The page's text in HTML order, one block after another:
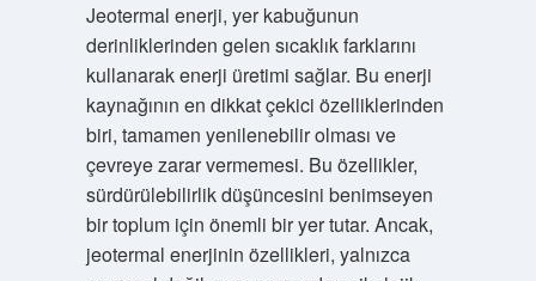
Jeotermal enerji, yer kabuğunun
derinliklerinden gelen sıcaklık farklarını
kullanarak enerji üretimi sağlar. Bu enerji
kaynağının en dikkat çekici özelliklerinden
biri, tamamen yenilenebilir olması ve
çevreye zarar vermemesi. Bu özellikler,
sürdürülebilirlik düşüncesini benimseyen
bir toplum için önemli bir yer tutar. Ancak,
jeotermal enerjinin özellikleri, yalnızca